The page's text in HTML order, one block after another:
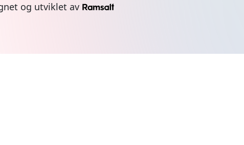
og utviklet av